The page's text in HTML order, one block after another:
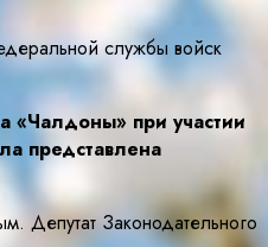
службы войск
«Чалдоны» при участии
представлена
Депутат Законодательного